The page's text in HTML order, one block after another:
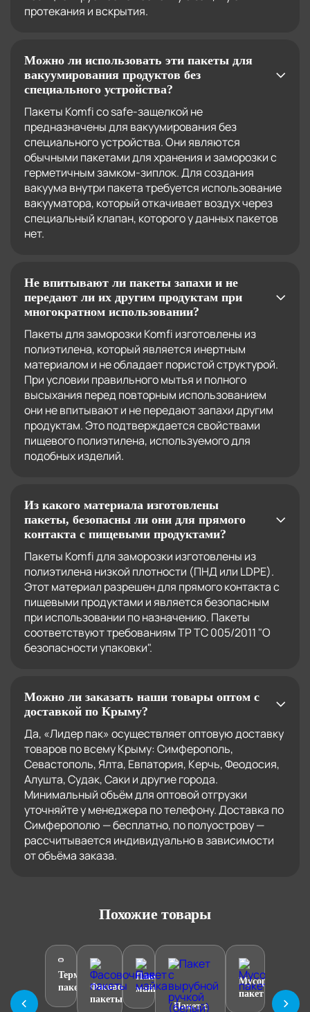
протекания и вскрытия.
Можно ли использовать эти пакеты для
вакуумирования продуктов без
специального устройства?
Пакеты Komfi со safe-защелкой не
предназначены для вакуумирования без
специального устройства. Они являются
обычными пакетами для хранения и заморозки с
герметичным замком-зиплок. Для создания
вакуума внутри пакета требуется использование
вакууматора, который откачивает воздух через
специальный клапан, которого у данных пакетов
нет.
Не впитывают ли пакеты запахи и не
передают ли их другим продуктам при
многократном использовании?
Пакеты для заморозки Komfi изготовлены из
полиэтилена, который является инертным
материалом и не обладает пористой структурой.
При условии правильного мытья и полного
высыхания перед повторным использованием
они не впитывают и не передают запахи другим
продуктам. Это подтверждается свойствами
пищевого полиэтилена, используемого для
подобных изделий.
Из какого материала изготовлены
пакеты, безопасны ли они для прямого
контакта с пищевыми продуктами?
Пакеты Komfi для заморозки изготовлены из
полиэтилена низкой плотности (ПНД или LDPE).
Этот материал разрешен для прямого контакта с
пищевыми продуктами и является безопасным
при использовании по назначению. Пакеты
соответствуют требованиям ТР ТС 005/2011 "О
безопасности упаковки".
Можно ли заказать наши товары оптом с
доставкой по Крыму?
Да, «Лидер пак» осуществляет оптовую доставку
товаров по всему Крыму: Симферополь,
Севастополь, Ялта, Евпатория, Керчь, Феодосия,
Алушта, Судак, Саки и другие города.
Минимальный объём для оптовой отгрузки
уточняйте у менеджера по телефону. Доставка по
Симферополю — бесплатно, по полуострову —
рассчитывается индивидуально в зависимости
от объёма заказа.
Похожие товары
Термо
пакет
Фасовочные
пакеты
Пакет
майка
Пакет с
Мусорный
пакет